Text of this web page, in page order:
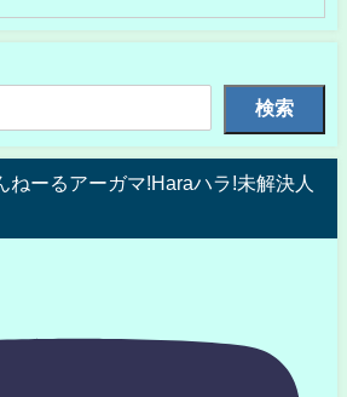
検索
ねーるアーガマ!Haraハラ!未解決人